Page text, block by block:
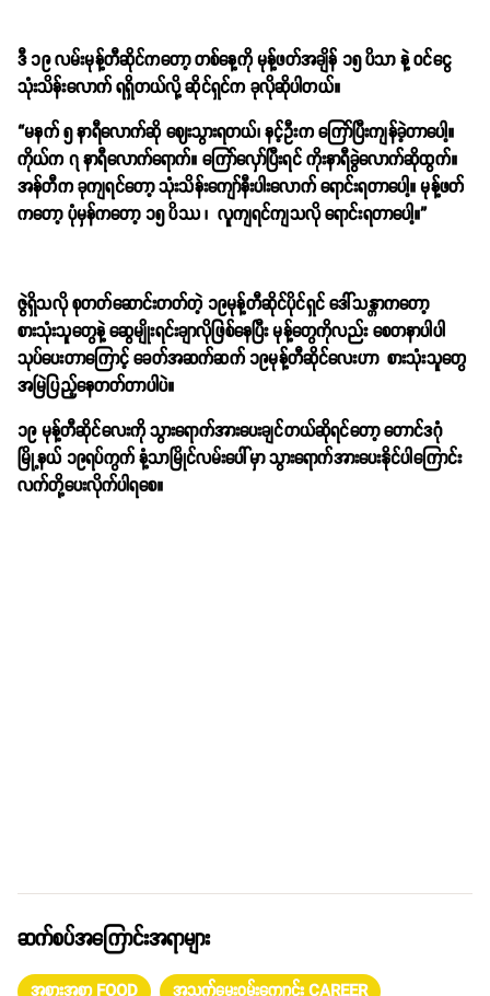
ဒီ ၁၉ လမ်းမုန့်တီဆိုင်ကတော့ တစ်နေ့ကို မုန့်ဖတ်အချိန် ၁၅ ပိသာ နဲ့ ဝင်ငွေ
သုံးသိန်းလောက် ရရှိတယ်လို့ ဆိုင်ရှင်က ခုလိုဆိုပါတယ်။
“မနက် ၅ နာရီလောက်ဆို ဈေးသွားရတယ်၊ နင့်ဦးက ကြော်ပြီးကျန်ခဲ့တာပေါ့။
ကိုယ်က ၇ နာရီလောက်ရောက်။ ကြော်လှော်ပြီးရင် ကိုးနာရီခွဲလောက်ဆိုထွက်။
အန်တီက ခုကျရင်တော့ သုံးသိန်းကျော်နီးပါးလောက် ရောင်းရတာပေါ့။ မုန့်ဖတ်
ကတော့ ပုံမှန်ကတော့ ၁၅ ပိဿ ၊ လူကျရင်ကျသလို ရောင်းရတာပေါ့။”
ဇွဲရှိသလို စုတတ်ဆောင်းတတ်တဲ့ ၁၉မုန့်တီဆိုင်ပိုင်ရှင် ဒေါ်သန္တာကတော့
စားသုံးသူတွေနဲ့ ဆွေမျိုးရင်းချာလိုဖြစ်နေပြီး မုန့်တွေကိုလည်း စေတနာပါပါ
သုပ်ပေးတာကြောင့် ခေတ်အဆက်ဆက် ၁၉မုန့်တီဆိုင်လေးဟာ စားသုံးသူတွေ
အမြဲပြည့်နေတတ်တာပါပဲ။
၁၉ မုန့်တီဆိုင်လေးကို သွားရောက်အားပေးချင်တယ်ဆိုရင်တော့ တောင်ဒဂုံ
မြို့နယ် ၁၉ရပ်ကွက် နံ့သာမြိုင်လမ်းပေါ်မှာ သွားရောက်အားပေးနိုင်ပါကြောင်း
လက်တို့ပေးလိုက်ပါရစေ။
ဆက်စပ်အကြောင်းအရာများ